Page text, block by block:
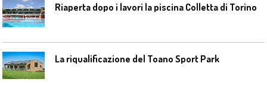
Riaperta dopo i lavori la piscina Colletta di Torino
La riqualificazione del Toano Sport Park